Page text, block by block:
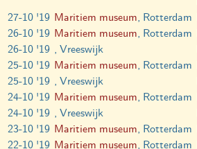
27-10 '19 Maritiem museum, Rotterdam
26-10 '19 Maritiem museum, Rotterdam
26-10 '19 , Vreeswijk
25-10 '19 Maritiem museum, Rotterdam
25-10 '19 , Vreeswijk
24-10 '19 Maritiem museum, Rotterdam
24-10 '19 , Vreeswijk
23-10 '19 Maritiem museum, Rotterdam
22-10 '19 Maritiem museum, Rotterdam